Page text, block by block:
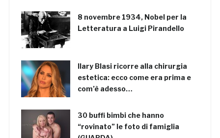
8 novembre 1934, Nobel per la
Letteratura a Luigi Pirandello
Ilary Blasi ricorre alla chirurgia
estetica: ecco come era prima e
com’è adesso…
30 buffi bimbi che hanno
“rovinato” le foto di famiglia